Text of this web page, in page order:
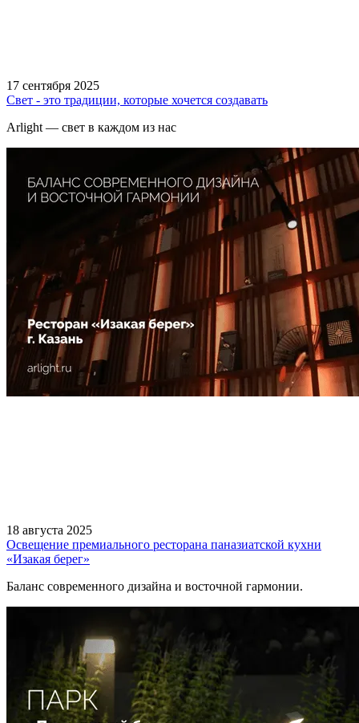
17 сентября 2025
Свет - это традиции, которые хочется создавать
Arlight — свет в каждом из нас
18 августа 2025
Освещение премиального ресторана паназиатской кухни
«Изакая берег»
Баланс современного дизайна и восточной гармонии.